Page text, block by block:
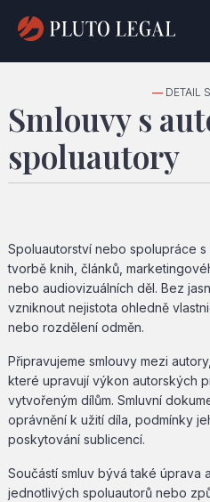
— DETAIL
Smlouvy s
spoluautory
Spoluautorství nebo spolupráce
tvorbě knih, článků,
nebo audiovizuálních děl. Bez
vzniknout nejistota ohledně
nebo rozdělení odměn.
Připravujeme smlouvy mezi
které upravují výkon autorských
vytvořeným dílům. Smluvní
oprávnění k užití díla, podmínky
poskytování sublicencí.
Součástí smluv bývá také úprava
jednotlivých spoluautorů nebo